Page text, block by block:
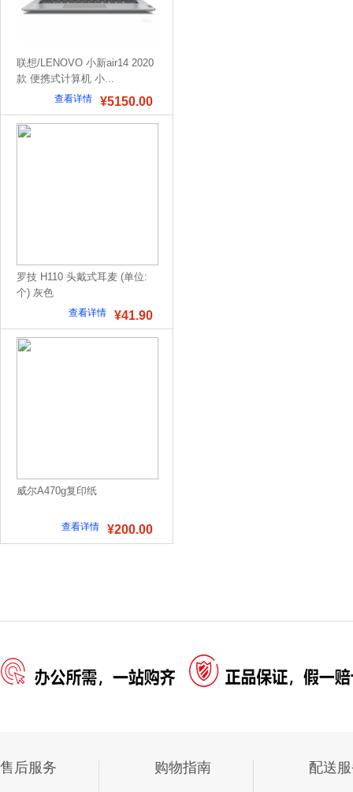
联想/LENOVO 小新air14 2020
款 便携式计算机 小...
¥5150.00
查看详情
罗技 H110 头戴式耳麦 (单位:
个) 灰色
¥41.90
查看详情
威尔A470g复印纸
¥200.00
查看详情
售后服务 购物指南 配送